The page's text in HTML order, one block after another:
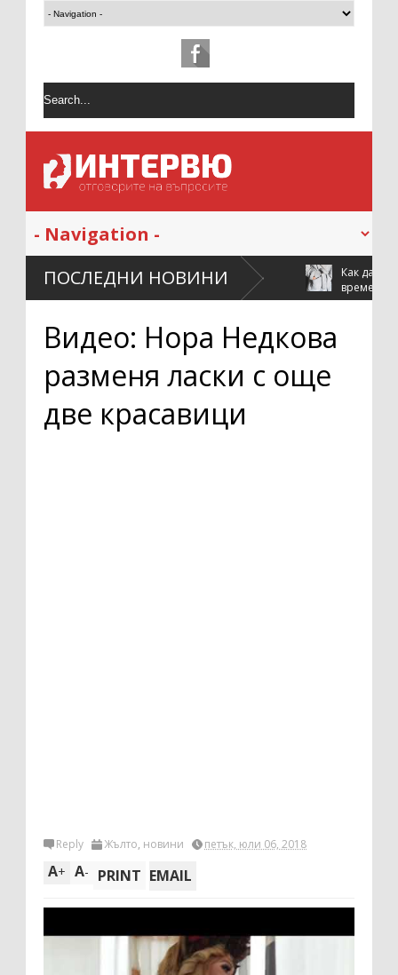
ПОСЛЕДНИ НОВИНИ
на почистването след
Как да поддържаме халата си
време
Видео: Нора Недкова
разменя ласки с още
две красавици
Reply Жълто, новини петък, юли 06, 2018
A+ A- PRINT EMAIL